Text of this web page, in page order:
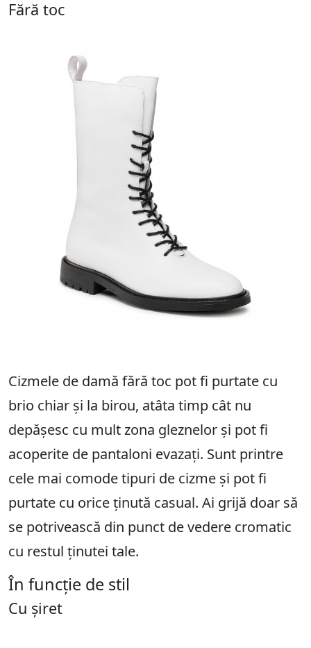
Fără toc
Cizmele de damă fără toc pot fi purtate cu
brio chiar și la birou, atâta timp cât nu
depășesc cu mult zona gleznelor și pot fi
acoperite de pantaloni evazați. Sunt printre
cele mai comode tipuri de cizme și pot fi
purtate cu orice ținută casual. Ai grijă doar să
se potrivească din punct de vedere cromatic
cu restul ținutei tale.
În funcție de stil
Cu șiret